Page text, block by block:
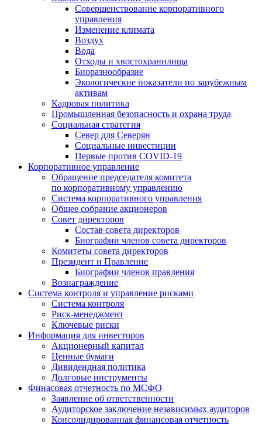
Совершенствование корпоративного
управления
Изменение климата
Воздух
Вода
Отходы и хвостохранилища
Биоразнообразие
Экологические показатели по зарубежным
активам
Кадровая политика
Промышленная безопасность и охрана труда
Социальная стратегия
Север для Северян
Социальные инвестиции
Первые против COVID‑19
Корпоративное управление
Обращение председателя комитета
по корпоративному управлению
Система корпоративного управления
Общее собрание акционеров
Совет директоров
Состав совета директоров
Биографии членов совета директоров
Комитеты совета директоров
Президент и Правление
Биографии членов правления
Вознаграждение
Система контроля и управление рисками
Система контроля
Риск-менеджмент
Ключевые риски
Информация для инвесторов
Акционерный капитал
Ценные бумаги
Дивидендная политика
Долговые инструменты
Финасовая отчетность по МСФО
Заявление об ответственности
Аудиторское заключение независимых аудиторов
Консолидированная финансовая отчетность